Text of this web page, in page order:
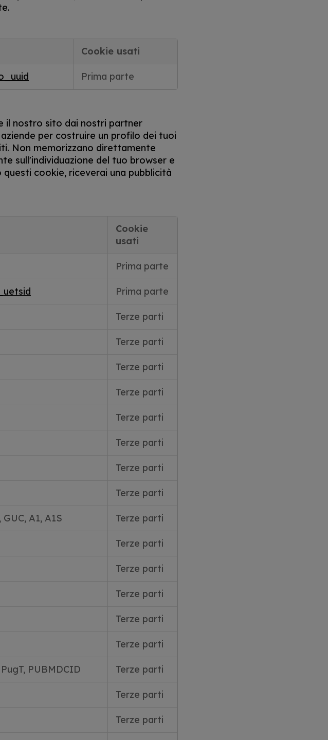
Cookie usati
Prima parte
il nostro sito dai nostri partner
per costruire un profilo dei tuoi
Non memorizzano direttamente
sull'individuazione del tuo browser e
cookie, riceverai una pubblicità
Cookie
usati
Prima parte
_uetsid Prima parte
Terze parti
Terze parti
Terze parti
Terze parti
Terze parti
Terze parti
Terze parti
Terze parti
A1, A1S Terze parti
Terze parti
Terze parti
Terze parti
Terze parti
Terze parti
PUBMDCID Terze parti
Terze parti
Terze parti